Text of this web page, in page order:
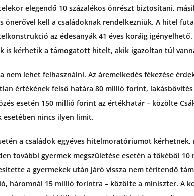
elegendő 10 százalékos önrészt biztosítani,
önerővel kell a családoknak rendelkezniük. A hitel
az édesanyák 41 éves koráig
is kérhetik a támogatott hitelt, akik igazoltan túl
nem lehet felhasználni. Az áremelkedés fékezése
értékének felső határa 80 millió forint,
esetén 150 millió forint az értékhatár – közölte
esetében nincs ilyen limit.
a családok egyéves hitelmoratóriumot kérhetnek,
további gyermek megszületése esetén a tőkéből
a gyermekek után járó vissza nem térítendő
háromnál 15 millió forintra – közölte a miniszter. A